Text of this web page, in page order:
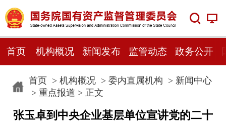
首页 机构概况 新闻发布 监管动态 政务公开
首页> 机构概况> 委内直属机构 > 新闻中心
> 重点报道 > 正文
张玉卓到中央企业基层单位宣讲党的二十